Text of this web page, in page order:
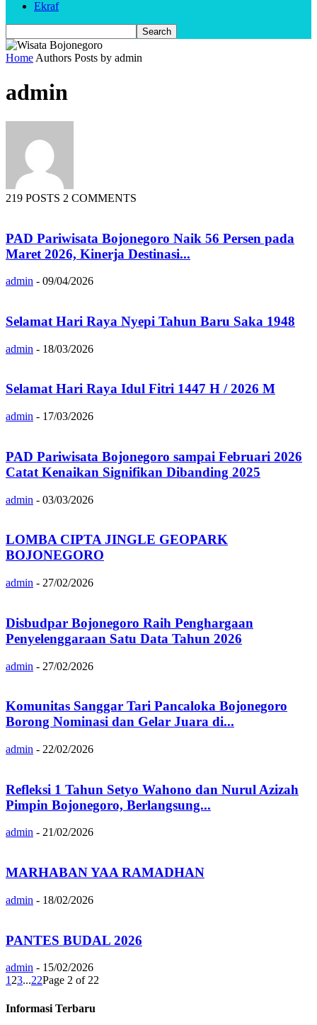
Ekraf
Home Authors Posts by admin
admin
219 POSTS 2 COMMENTS
PAD Pariwisata Bojonegoro Naik 56 Persen pada
Maret 2026, Kinerja Destinasi...
admin - 09/04/2026
Selamat Hari Raya Nyepi Tahun Baru Saka 1948
admin - 18/03/2026
Selamat Hari Raya Idul Fitri 1447 H / 2026 M
admin - 17/03/2026
PAD Pariwisata Bojonegoro sampai Februari 2026
Catat Kenaikan Signifikan Dibanding 2025
admin - 03/03/2026
LOMBA CIPTA JINGLE GEOPARK
BOJONEGORO
admin - 27/02/2026
Disbudpar Bojonegoro Raih Penghargaan
Penyelenggaraan Satu Data Tahun 2026
admin - 27/02/2026
Komunitas Sanggar Tari Pancaloka Bojonegoro
Borong Nominasi dan Gelar Juara di...
admin - 22/02/2026
Refleksi 1 Tahun Setyo Wahono dan Nurul Azizah
Pimpin Bojonegoro, Berlangsung...
admin - 21/02/2026
MARHABAN YAA RAMADHAN
admin - 18/02/2026
PANTES BUDAL 2026
admin - 15/02/2026
1 23...22Page 2 of 22
Informasi Terbaru